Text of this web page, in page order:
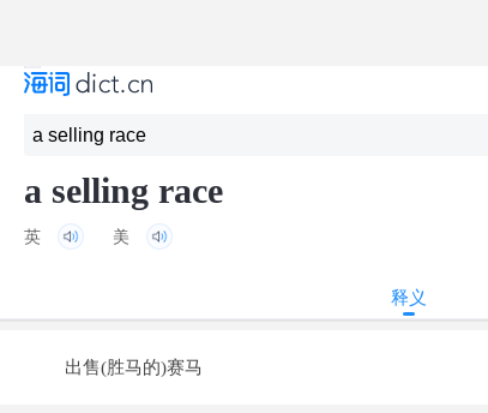
a selling race
英 美
释义
出售(胜马的)赛马